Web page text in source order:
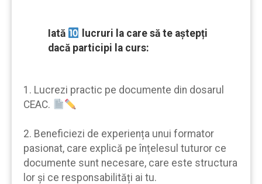
Iată
lucruri la care să te aştepți
dacă participi la curs:
1. Lucrezi practic pe documente din dosarul
CEAC.
2. Beneficiezi de experiența unui formator
pasionat, care explică pe înțelesul tuturor ce
documente sunt necesare, care este structura
lor şi ce responsabilități ai tu.